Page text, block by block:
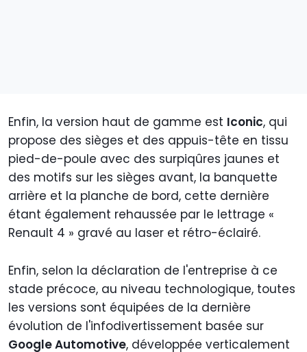
Enfin, la version haut de gamme est Iconic, qui
propose des sièges et des appuis-tête en tissu
pied-de-poule avec des surpiqûres jaunes et
des motifs sur les sièges avant, la banquette
arrière et la planche de bord, cette dernière
étant également rehaussée par le lettrage «
Renault 4 » gravé au laser et rétro-éclairé.
Enfin, selon la déclaration de l'entreprise à ce
stade précoce, au niveau technologique, toutes
les versions sont équipées de la dernière
évolution de l'infodivertissement basée sur
Google Automotive, développée verticalement